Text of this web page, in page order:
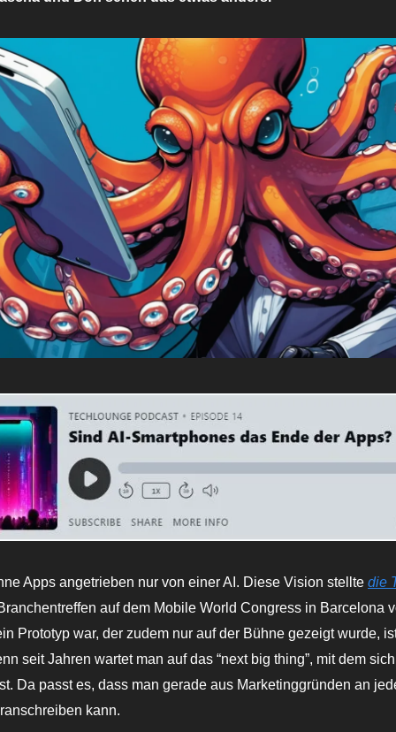
Apps angetrieben nur von einer AI. Diese Vision stellte die
auf dem Mobile World Congress in Barcelona
Prototyp war, der zudem nur auf der Bühne gezeigt wurde,
seit Jahren wartet man auf das “next big thing”, mit dem
Da passt es, dass man gerade aus Marketinggründen an
kann.